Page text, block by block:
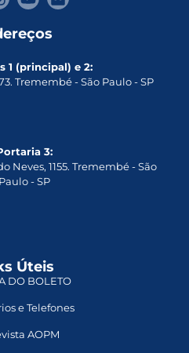
1 (principal) e 2:
Tremembé - São Paulo - SP
3:
Neves, 1155. Tremembé - São
Paulo - SP
Úteis
DO BOLETO
e Telefones
AOPM